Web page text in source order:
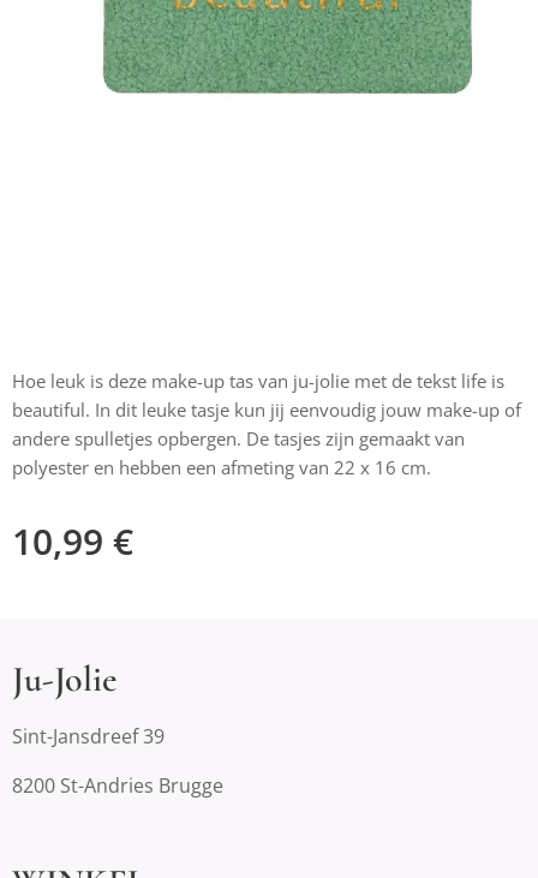
Hoe leuk is deze make-up tas van ju-jolie met de tekst life is
beautiful. In dit leuke tasje kun jij eenvoudig jouw make-up of
andere spulletjes opbergen. De tasjes zijn gemaakt van
polyester en hebben een afmeting van 22 x 16 cm.
10,99 €
Ju-Jolie
Sint-Jansdreef 39
8200 St-Andries Brugge